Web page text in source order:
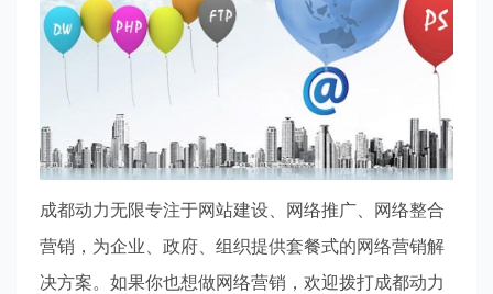
成都动力无限专注于网站建设、网络推广、网络整合
营销，为企业、政府、组织提供套餐式的网络营销解
决方案。如果你也想做网络营销，欢迎拨打成都动力